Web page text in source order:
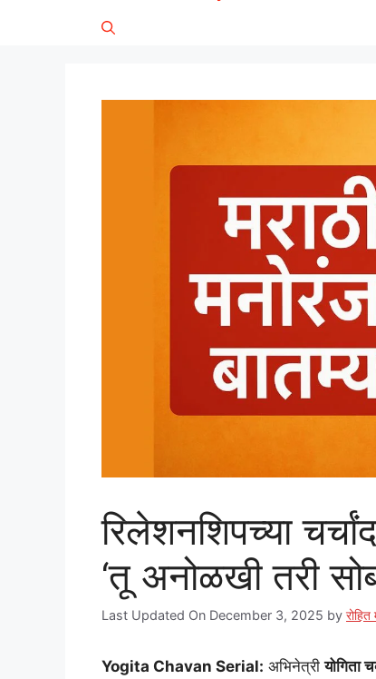
रिलेशनशिपच्या
‘तू अनोळखी तरी
Last Updated On December 3, 2025 by रोहित
Yogita Chavan Serial: अभिनेत्रीयोगिता